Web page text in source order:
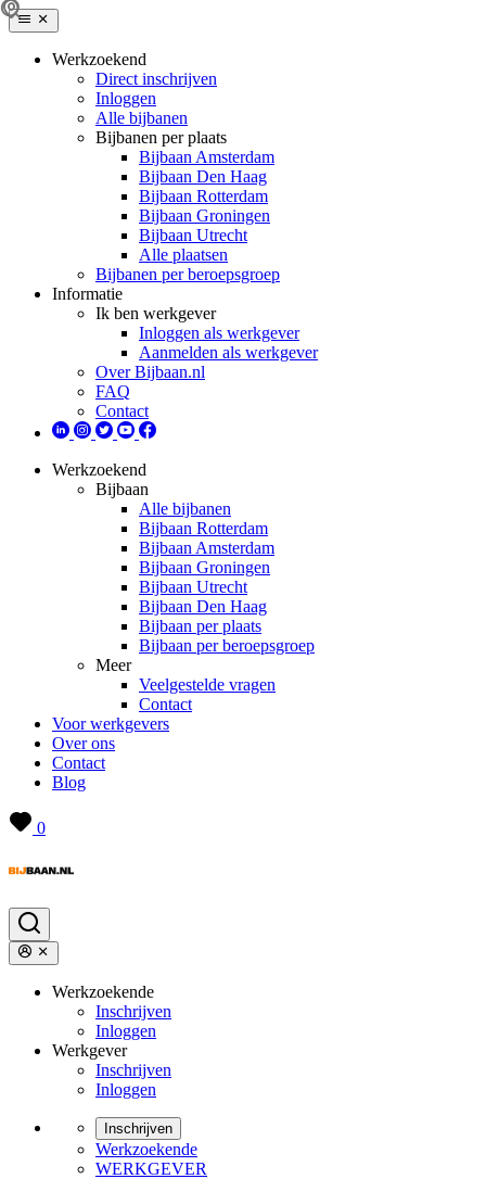
Werkzoekend
Direct inschrijven
Inloggen
Alle bijbanen
Bijbanen per plaats
Bijbaan Amsterdam
Bijbaan Den Haag
Bijbaan Rotterdam
Bijbaan Groningen
Bijbaan Utrecht
Alle plaatsen
Bijbanen per beroepsgroep
Informatie
Ik ben werkgever
Inloggen als werkgever
Aanmelden als werkgever
Over Bijbaan.nl
FAQ
Contact
Werkzoekend
Bijbaan
Alle bijbanen
Bijbaan Rotterdam
Bijbaan Amsterdam
Bijbaan Groningen
Bijbaan Utrecht
Bijbaan Den Haag
Bijbaan per plaats
Bijbaan per beroepsgroep
Meer
Veelgestelde vragen
Contact
Voor werkgevers
Over ons
Contact
Blog
0
Werkzoekende
Inschrijven
Inloggen
Werkgever
Inschrijven
Inloggen
Inschrijven
Werkzoekende
WERKGEVER